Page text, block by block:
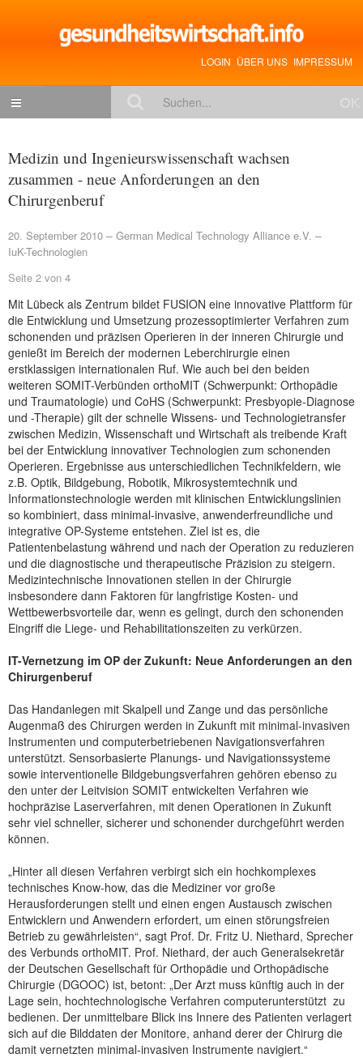
LOGIN ÜBER UNS IMPRESSUM
Gesundheitspolitik
Zukunftstrends
Management
Medizin & Pharma
Jobs & Karriere
Mitglieder-Beiträge
NEUER BEITRAG
Medizin und Ingenieurswissenschaft wachsen
zusammen - neue Anforderungen an den
Chirurgenberuf
20. September 2010
German Medical Technology Alliance e.V.
IuK-Technologien
Seite 2 von 4
Mit Lübeck als Zentrum bildet FUSION eine innovative Plattform für
die Entwicklung und Umsetzung prozessoptimierter Verfahren zum
schonenden und präzisen Operieren in der inneren Chirurgie und
genießt im Bereich der modernen Leberchirurgie einen
erstklassigen internationalen Ruf. Wie auch bei den beiden
weiteren SOMIT-Verbünden orthoMIT (Schwerpunkt: Orthopädie
und Traumatologie) und CoHS (Schwerpunkt: Presbyopie-Diagnose
und -Therapie) gilt der schnelle Wissens- und Technologietransfer
zwischen Medizin, Wissenschaft und Wirtschaft als treibende Kraft
bei der Entwicklung innovativer Technologien zum schonenden
Operieren. Ergebnisse aus unterschiedlichen Technikfeldern, wie
z.B. Optik, Bildgebung, Robotik, Mikrosystemtechnik und
Informationstechnologie werden mit klinischen Entwicklungslinien
so kombiniert, dass minimal-invasive, anwenderfreundliche und
integrative OP-Systeme entstehen. Ziel ist es, die
Patientenbelastung während und nach der Operation zu reduzieren
und die diagnostische und therapeutische Präzision zu steigern.
Medizintechnische Innovationen stellen in der Chirurgie
insbesondere dann Faktoren für langfristige Kosten- und
Wettbewerbsvorteile dar, wenn es gelingt, durch den schonenden
Eingriff die Liege- und Rehabilitationszeiten zu verkürzen.
IT-Vernetzung im OP der Zukunft: Neue Anforderungen an den
Chirurgenberuf
Das Handanlegen mit Skalpell und Zange und das persönliche
Augenmaß des Chirurgen werden in Zukunft mit minimal-invasiven
Instrumenten und computerbetriebenen Navigationsverfahren
unterstützt. Sensorbasierte Planungs- und Navigationssysteme
sowie interventionelle Bildgebungsverfahren gehören ebenso zu
den unter der Leitvision SOMIT entwickelten Verfahren wie
hochpräzise Laserverfahren, mit denen Operationen in Zukunft
sehr viel schneller, sicherer und schonender durchgeführt werden
können.
„Hinter all diesen Verfahren verbirgt sich ein hochkomplexes
technisches Know-how, das die Mediziner vor große
Herausforderungen stellt und einen engen Austausch zwischen
Entwicklern und Anwendern erfordert, um einen störungsfreien
Betrieb zu gewährleisten“, sagt Prof. Dr. Fritz U. Niethard, Sprecher
des Verbunds orthoMIT. Prof. Niethard, der auch Generalsekretär
der Deutschen Gesellschaft für Orthopädie und Orthopädische
Chirurgie (DGOOC) ist, betont: „Der Arzt muss künftig auch in der
Lage sein, hochtechnologische Verfahren computerunterstützt zu
bedienen. Der unmittelbare Blick ins Innere des Patienten verlagert
sich auf die Bilddaten der Monitore, anhand derer der Chirurg die
damit vernetzten minimal-invasiven Instrumente navigiert.“